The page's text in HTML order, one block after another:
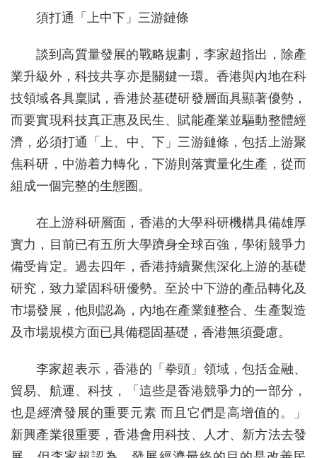
須打通「上中下」三游鏈條
談到高質量發展的戰略規劃，李家超指出，除產
業升級外，科技共享亦是關鍵一環。香港與內地在科
技領域各具稟賦，香港於基礎研發層面具顯著優勢，
而要實現科技真正惠及民生、賦能產業並驅動整體經
濟，必須打通「上、中、下」三游鏈條，包括上游聚
焦科研，中游着力轉化，下游則落實量化生產，從而
組成一個完整的生態圈。
在上游科研層面，香港的大學科研機構具備雄厚
實力，目前已有五所大學躋身全球百強，學術競爭力
備受肯定。過去四年，香港持續聚焦深化上游的基礎
研究，致力鞏固科研優勢。至於中下游的產品轉化及
市場發展，他則認為，內地在產業鏈整合、生產製造
及市場規模方面已具備穩固基礎，香港無須憂慮。
李家超表示，香港的「拳頭」領域，包括金融、
貿易、航運、科技，「這些是香港競爭力的一部分，
也是經濟發展的重要元素 而且它們是高增值的。」
新興產業很重要，香港會用科技、人才、新方法去發